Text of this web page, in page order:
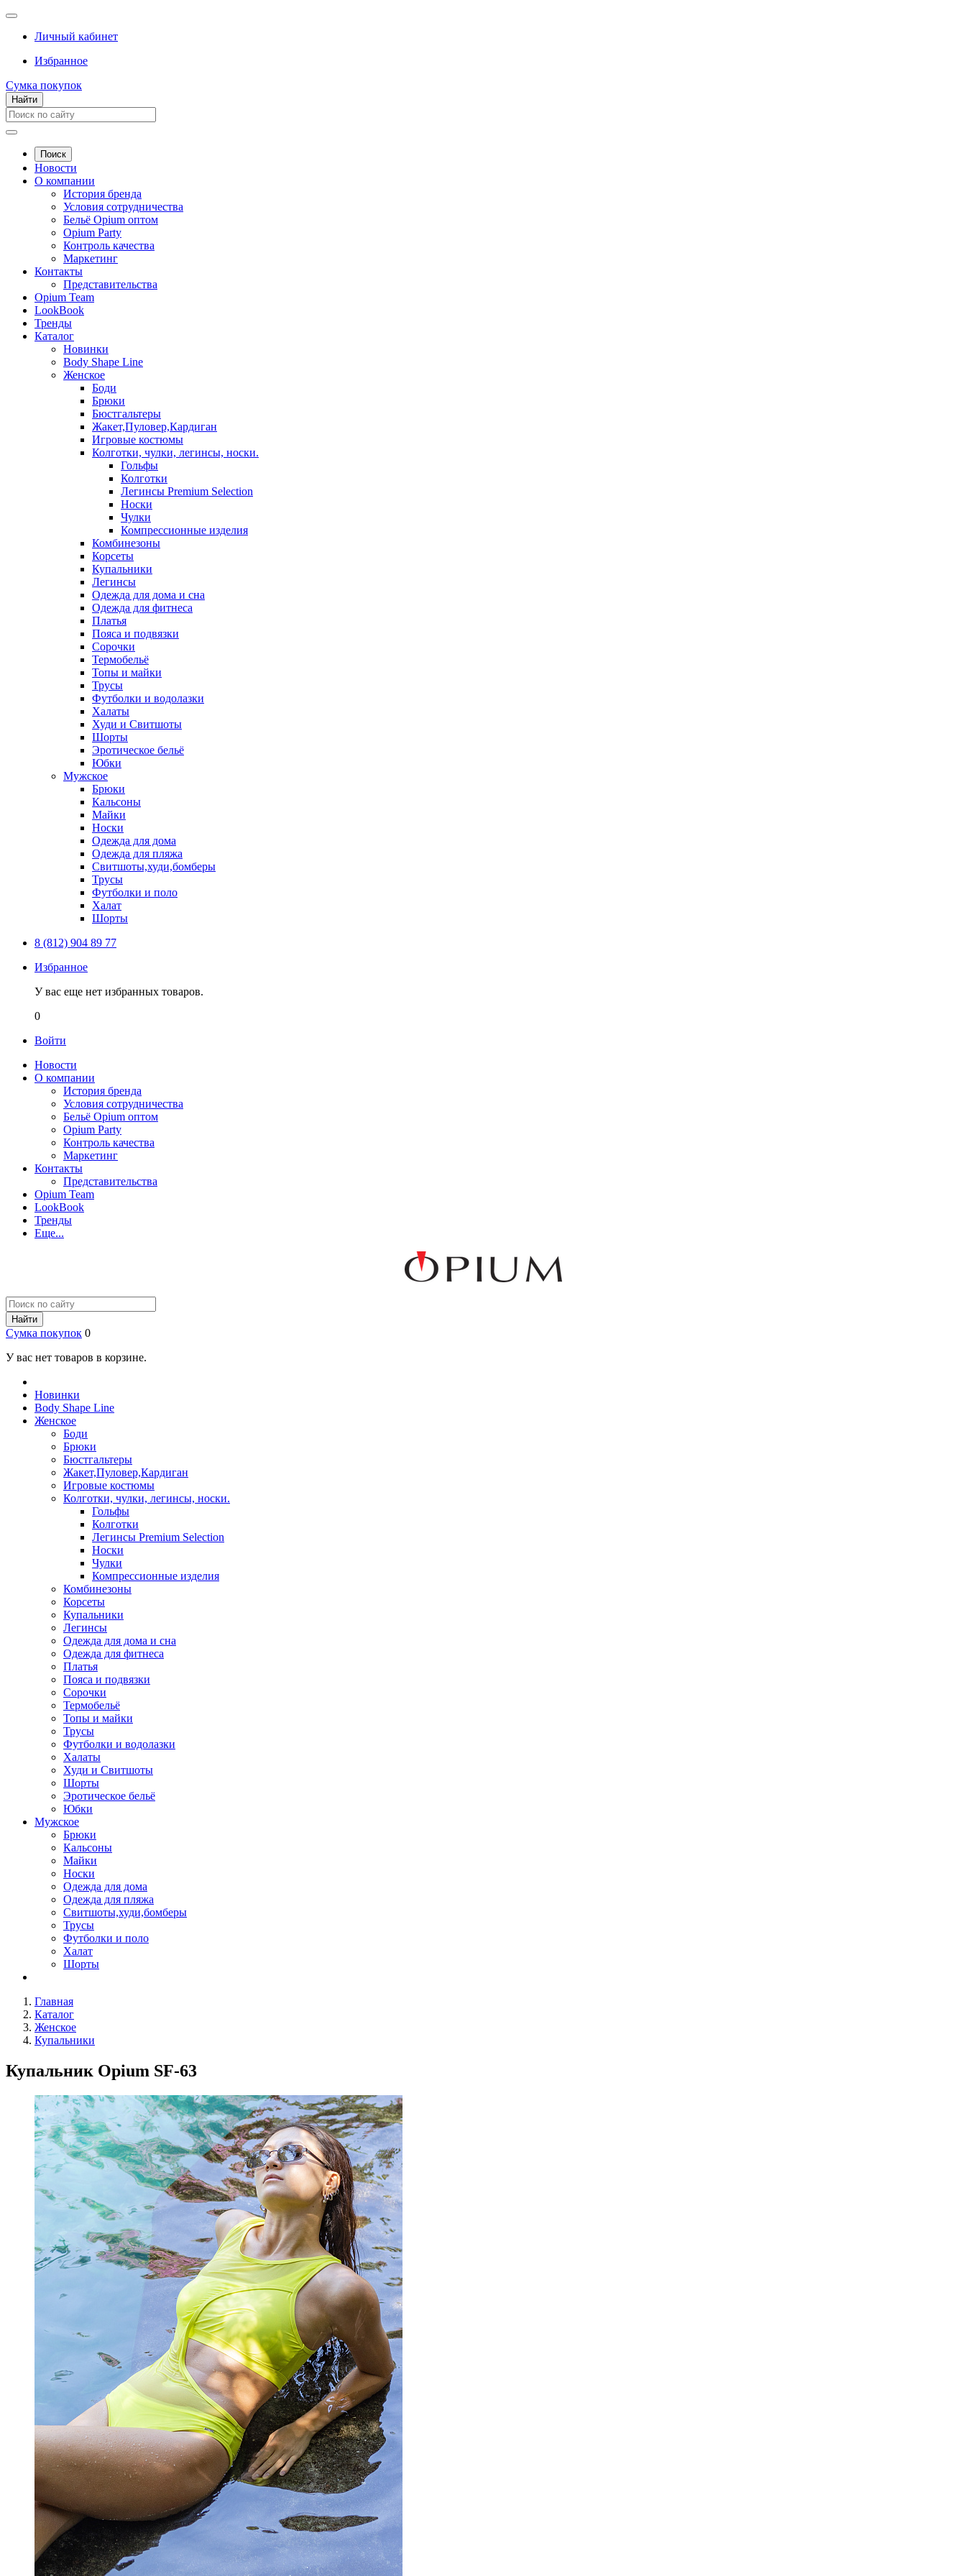
Личный кабинет
Избранное
Сумка покупок
Найти
Поиск
Новости
О компании
История бренда
Условия сотрудничества
Бельё Opium оптом
Opium Party
Контроль качества
Маркетинг
Контакты
Представительства
Opium Team
LookBook
Тренды
Каталог
Новинки
Body Shape Line
Женское
Боди
Брюки
Бюстгальтеры
Жакет,Пуловер,Кардиган
Игровые костюмы
Колготки, чулки, легинсы, носки.
Гольфы
Колготки
Легинсы Premium Selection
Носки
Чулки
Компрессионные изделия
Комбинезоны
Корсеты
Купальники
Легинсы
Одежда для дома и сна
Одежда для фитнеса
Платья
Пояса и подвязки
Сорочки
Термобельё
Топы и майки
Трусы
Футболки и водолазки
Халаты
Худи и Свитшоты
Шорты
Эротическое бельё
Юбки
Мужское
Брюки
Кальсоны
Майки
Носки
Одежда для дома
Одежда для пляжа
Свитшоты,худи,бомберы
Трусы
Футболки и поло
Халат
Шорты
8 (812) 904 89 77
Избранное
У вас еще нет избранных товаров.
0
Войти
Новости
О компании
История бренда
Условия сотрудничества
Бельё Opium оптом
Opium Party
Контроль качества
Маркетинг
Контакты
Представительства
Opium Team
LookBook
Тренды
Еще...
Найти
Сумка покупок 0
У вас нет товаров в корзине.
Новинки
Body Shape Line
Женское
Боди
Брюки
Бюстгальтеры
Жакет,Пуловер,Кардиган
Игровые костюмы
Колготки, чулки, легинсы, носки.
Гольфы
Колготки
Легинсы Premium Selection
Носки
Чулки
Компрессионные изделия
Комбинезоны
Корсеты
Купальники
Легинсы
Одежда для дома и сна
Одежда для фитнеса
Платья
Пояса и подвязки
Сорочки
Термобельё
Топы и майки
Трусы
Футболки и водолазки
Халаты
Худи и Свитшоты
Шорты
Эротическое бельё
Юбки
Мужское
Брюки
Кальсоны
Майки
Носки
Одежда для дома
Одежда для пляжа
Свитшоты,худи,бомберы
Трусы
Футболки и поло
Халат
Шорты
Главная
Каталог
Женское
Купальники
Купальник Opium SF-63